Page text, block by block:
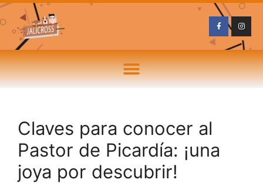
Claves para conocer al
Pastor de Picardía: ¡una
joya por descubrir!